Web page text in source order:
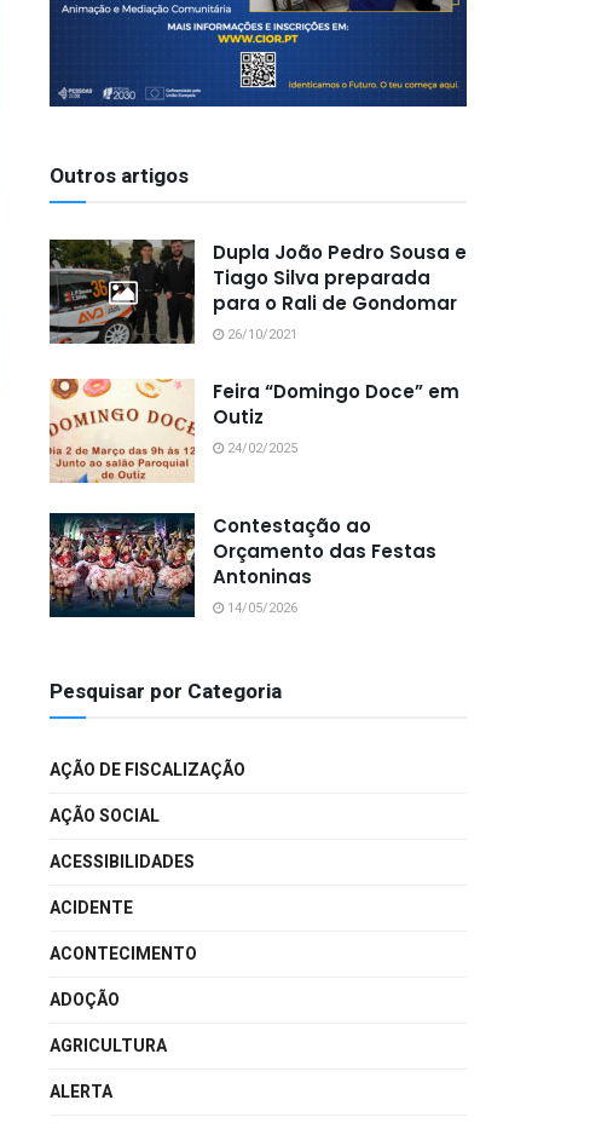
Outros artigos
Dupla João Pedro Sousa e
Tiago Silva preparada
para o Rali de Gondomar
26/10/2021
Feira “Domingo Doce” em
Outiz
24/02/2025
Contestação ao
Orçamento das Festas
Antoninas
14/05/2026
Pesquisar por Categoria
AÇÃO DE FISCALIZAÇÃO
AÇÃO SOCIAL
ACESSIBILIDADES
ACIDENTE
ACONTECIMENTO
ADOÇÃO
AGRICULTURA
ALERTA